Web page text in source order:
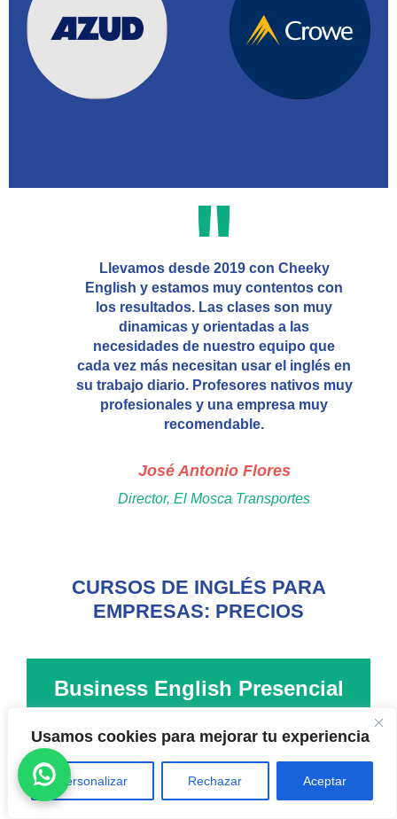
Usamos cookies para mejorar tu experiencia
Personalizar Rechazar Aceptar
Llevamos desde 2019 con Cheeky
English y estamos muy contentos con
los resultados. Las clases son muy
dinamicas y orientadas a las
necesidades de nuestro equipo que
cada vez más necesitan usar el inglés en
su trabajo diario. Profesores nativos muy
profesionales y una empresa muy
recomendable.
José Antonio Flores
Director, El Mosca Transportes
CURSOS DE INGLÉS PARA
EMPRESAS: PRECIOS
Business English Presencial
€